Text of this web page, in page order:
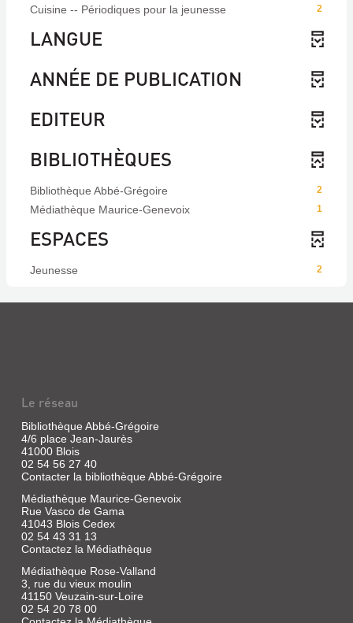
2
Cuisine -- Périodiques pour la jeunesse
LANGUE
ANNÉE DE PUBLICATION
EDITEUR
BIBLIOTHÈQUES
2
Bibliothèque Abbé-Grégoire
1
Médiathèque Maurice-Genevoix
ESPACES
2
Jeunesse
Le réseau
Bibliothèque Abbé-Grégoire
4/6 place Jean-Jaurès
41000 Blois
02 54 56 27 40
Contacter la bibliothèque Abbé-Grégoire
Médiathèque Maurice-Genevoix
Rue Vasco de Gama
41043 Blois Cedex
02 54 43 31 13
Contactez la Médiathèque
Médiathèque Rose-Valland
3, rue du vieux moulin
41150 Veuzain-sur-Loire
02 54 20 78 00